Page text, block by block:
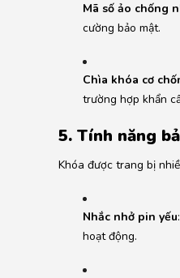
Mã số ảo chống
cường bảo mật.
Chìa khóa cơ
trường hợp khẩn
5. Tính năng
Khóa được trang bị
Nhắc nhở pin yếu:
hoạt động.